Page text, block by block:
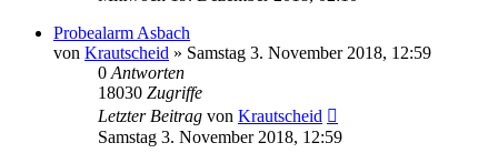
Probealarm Asbach
von Krautscheid » Samstag 3. November 2018, 12:59
0 Antworten
18030 Zugriffe
Letzter Beitrag von Krautscheid
Samstag 3. November 2018, 12:59